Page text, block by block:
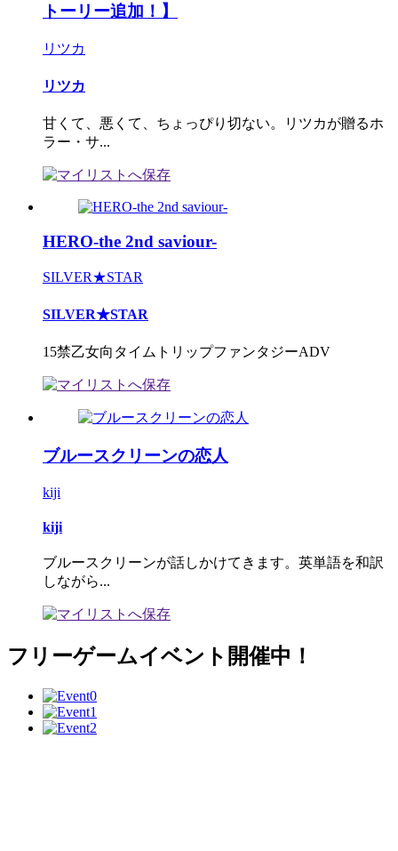
トーリー追加！】
リツカ
リツカ
甘くて、悪くて、ちょっぴり切ない。リツカが贈るホ
ラー・サ...
HERO-the 2nd saviour-
SILVER★STAR
SILVER★STAR
15禁乙女向タイムトリップファンタジーADV
ブルースクリーンの恋人
kiji
kiji
ブルースクリーンが話しかけてきます。英単語を和訳
しながら...
フリーゲームイベント開催中！